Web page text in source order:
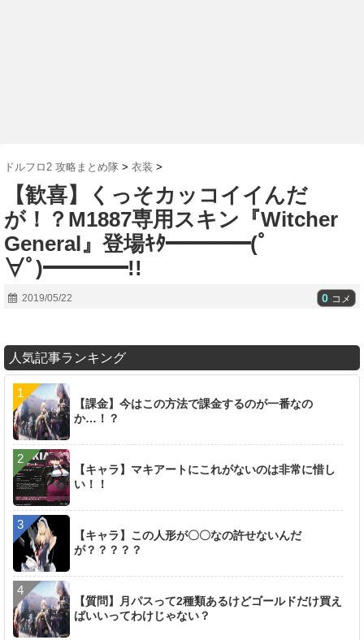
ドルフロ2 攻略まとめ隊 > 衣装 >
【歓喜】くっそカッコイイんだ
が！？M1887専用スキン『Witcher
General』登場ｷﾀ━━━━(ﾟ
∀ﾟ)━━━━!!
2019/05/22 0 コメ
人気記事ランキング
【課金】今はこの方法で課金するのが一番なの
か…！？
【キャラ】マキアートにこれがないのは非常に惜し
い！！
【キャラ】この人形が〇〇なの許せないんだ
が？？？？？
【質問】月パスって2種類あるけどゴールドだけ買え
ばいいってわけじゃない？